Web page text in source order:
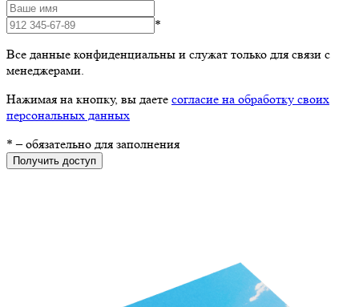
*
Все данные конфиденциальны и служат только для связи с
менеджерами.
Нажимая на кнопку, вы даете согласие на обработку своих
персональных данных
* – обязательно для заполнения
Получить доступ